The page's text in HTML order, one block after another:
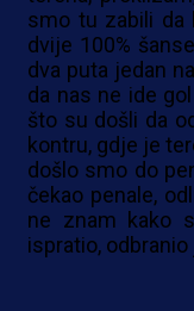
smo tu zabili da
dvije 100%
dva puta jedan
da nas ne ide
što su došli da
kontru, gdje je
došlo smo do
čekao penale,
ne znam kako
ispratio, odbranio